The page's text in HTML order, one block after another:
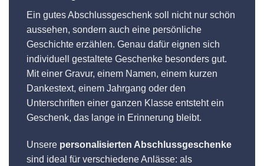
Ein gutes Abschlussgeschenk soll nicht nur schön
aussehen, sondern auch eine persönliche
Geschichte erzählen. Genau dafür eignen sich
individuell gestaltete Geschenke besonders gut.
Mit einer Gravur, einem Namen, einem kurzen
Dankestext, einem Jahrgang oder den
Unterschriften einer ganzen Klasse entsteht ein
Geschenk, das lange in Erinnerung bleibt.
Unsere personalisierten Abschlussgeschenke
sind ideal für verschiedene Anlässe: als